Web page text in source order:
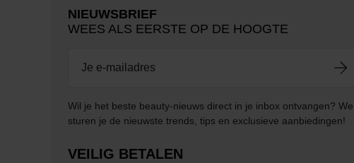
NIEUWSBRIEF
WEES ALS EERSTE OP DE HOOGTE
Wil je het beste beauty-nieuws direct in je inbox ontvangen? We
sturen je de nieuwste trends, tips en exclusieve aanbiedingen!
VEILIG BETALEN